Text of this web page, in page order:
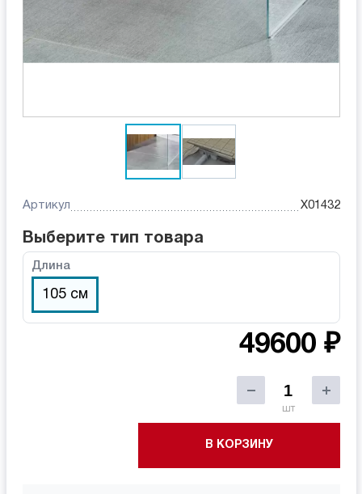
Артикул X01432
Выберите тип товара
Длина
105 см
49600 ₽
шт
В КОРЗИНУ